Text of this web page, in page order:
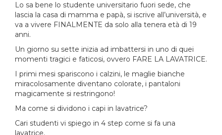
Lo sa bene lo studente universitario fuori sede, che
lascia la casa di mamma e papà, si iscrive all’università, e
va a vivere FINALMENTE da solo alla tenera età di 19
anni.
Un giorno su sette inizia ad imbattersi in uno di quei
momenti tragici e faticosi, ovvero FARE LA LAVATRICE.
I primi mesi spariscono i calzini, le maglie bianche
miracolosamente diventano colorate, i pantaloni
magicamente si restringono!
Ma come si dividono i capi in lavatrice?
Cari studenti vi spiego in 4 step come si fa una
lavatrice.